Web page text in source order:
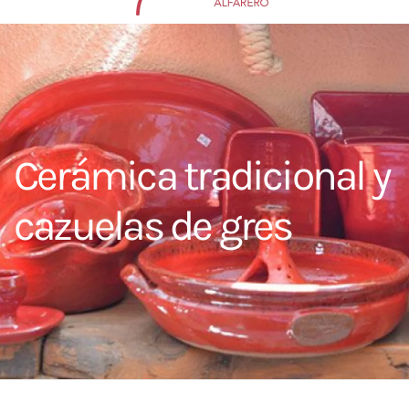
Cerámica tradicional y
cazuelas de gres